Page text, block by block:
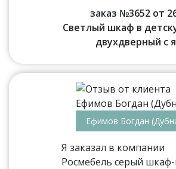
заказ №3652 от
Светлый шкаф в
двухдверный с
Ефимов Богдан
Я заказал в компании
Росмебель серый шкаф-